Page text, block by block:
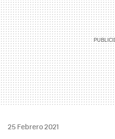
25 Febrero 2021